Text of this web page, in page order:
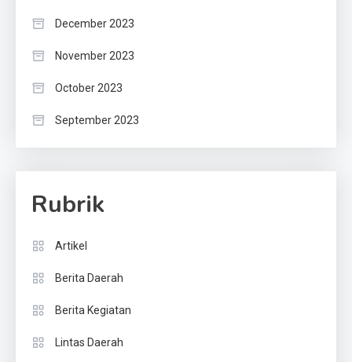
December 2023
November 2023
October 2023
September 2023
Rubrik
Artikel
Berita Daerah
Berita Kegiatan
Lintas Daerah